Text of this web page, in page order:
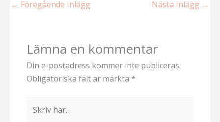
← Föregående Inlägg Nästa Inlägg →
Lämna en kommentar
Din e-postadress kommer inte publiceras.
Obligatoriska fält är märkta *
här..